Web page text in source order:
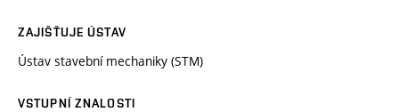
ZAJIŠŤUJE ÚSTAV
Ústav stavební mechaniky (STM)
VSTUPNÍ ZNALOSTI